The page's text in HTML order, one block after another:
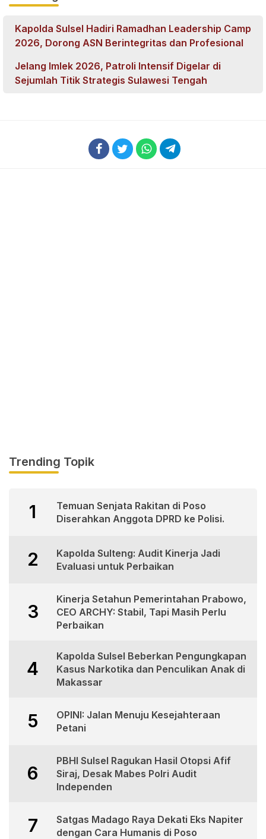
Kapolda Sulsel Hadiri Ramadhan Leadership Camp
2026, Dorong ASN Berintegritas dan Profesional
Jelang Imlek 2026, Patroli Intensif Digelar di
Sejumlah Titik Strategis Sulawesi Tengah
Trending Topik
1
Temuan Senjata Rakitan di Poso
Diserahkan Anggota DPRD ke Polisi.
2
Kapolda Sulteng: Audit Kinerja Jadi
Evaluasi untuk Perbaikan
3
Kinerja Setahun Pemerintahan Prabowo,
CEO ARCHY: Stabil, Tapi Masih Perlu
Perbaikan
4
Kapolda Sulsel Beberkan Pengungkapan
Kasus Narkotika dan Penculikan Anak di
Makassar
5
OPINI: Jalan Menuju Kesejahteraan
Petani
6
PBHI Sulsel Ragukan Hasil Otopsi Afif
Siraj, Desak Mabes Polri Audit
Independen
7
Satgas Madago Raya Dekati Eks Napiter
dengan Cara Humanis di Poso